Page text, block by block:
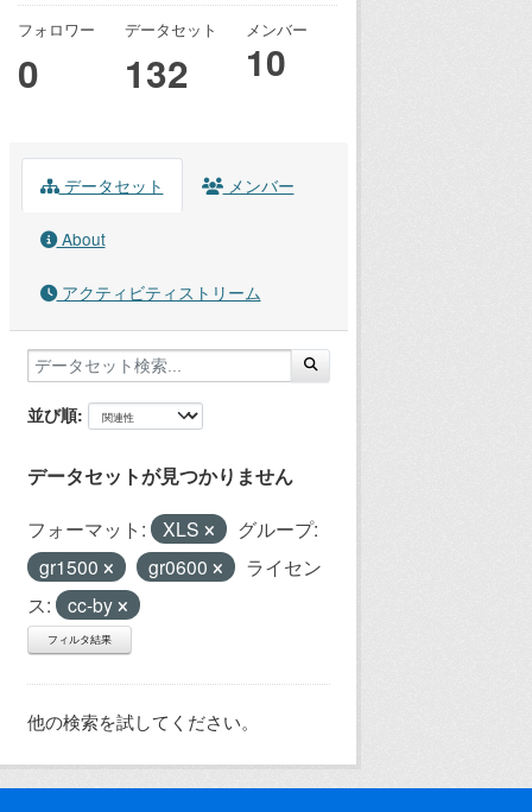
フォロワー
0
データセット
132
メンバー
10
データセット メンバー
About
アクティビティストリーム
並び順
データセットが見つかりません
フォーマット: XLS
グループ:
gr1500
gr0600
ライセン
ス:
cc-by
フィルタ結果
他の検索を試してください。